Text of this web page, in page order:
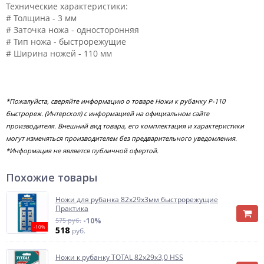
Технические характеристики:
# Толщина - 3 мм
# Заточка ножа - односторонняя
# Тип ножа - быстрорежущие
# Ширина ножей - 110 мм
*Пожалуйста, сверяйте информацию о товаре Ножи к рубанку Р-110
быстрореж. (Интерскол) с информацией на официальном сайте
производителя. Внешний вид товара, его комплектация и характеристики
могут изменяться производителем без предварительного уведомления.
*Информация не является публичной офертой.
Похожие товары
-10%
Ножи для рубанка 82х29х3мм быстрорежущие
Практика
575 руб. -10%
518 руб.
Ножи к рубанку TOTAL 82х29х3,0 HSS